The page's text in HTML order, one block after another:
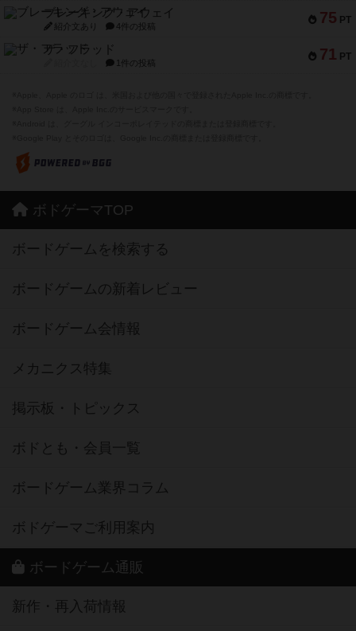
75 PT
ブレーキング・アウェイ
紹介文あり 4件の投稿
71 PT
ザ・フラッド
1件の投稿
ボドゲーマTOP
ボードゲームを検索する
ボードゲームの新着レビュー
ボードゲーム会情報
メカニクス特集
掲示板・トピックス
ボドとも・会員一覧
ボードゲーム業界コラム
ボドゲーマご利用案内
ボードゲーム通販
新作・再入荷情報